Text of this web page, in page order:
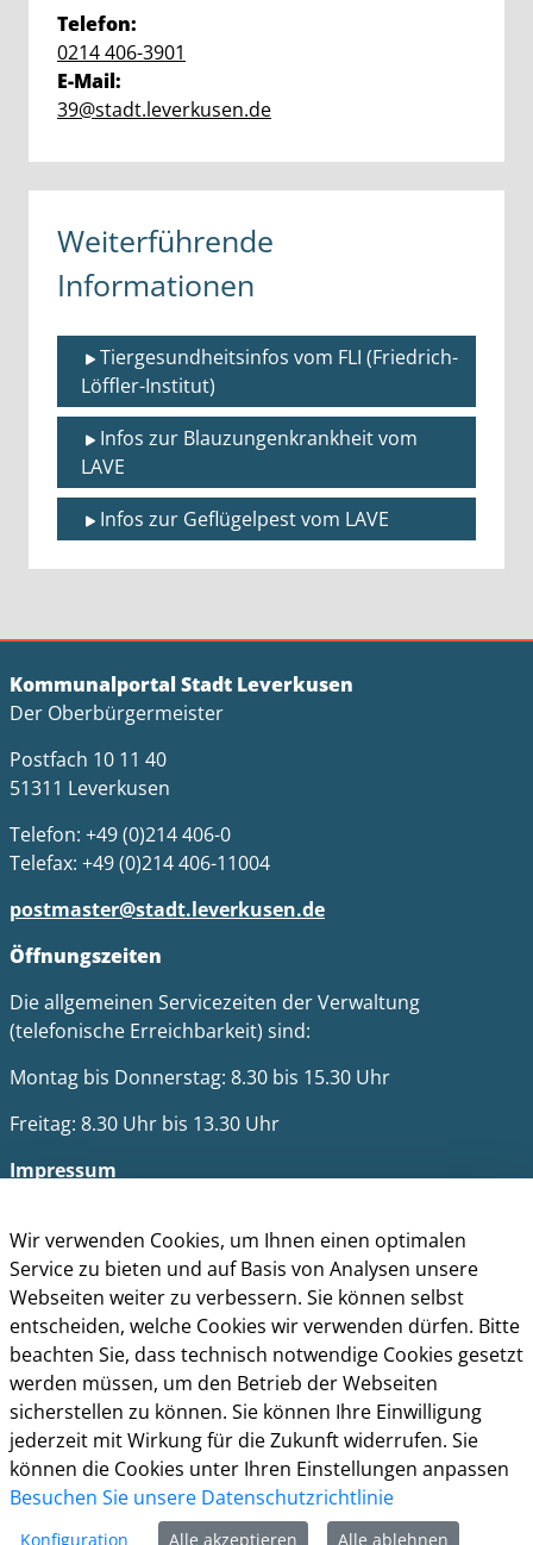
Telefon:
0214 406-3901
E-Mail:
39@stadt.leverkusen.de
Weiterführende
Informationen
Tiergesundheitsinfos vom FLI (Friedrich-
Löffler-Institut)
Infos zur Blauzungenkrankheit vom
LAVE
Infos zur Geflügelpest vom LAVE
Kommunalportal Stadt Leverkusen
Der Oberbürgermeister
Postfach 10 11 40
51311 Leverkusen
Telefon: +49 (0)214 406-0
Telefax: +49 (0)214 406-11004
postmaster@stadt.leverkusen.de
Öffnungszeiten
Die allgemeinen Servicezeiten der Verwaltung
(telefonische Erreichbarkeit) sind:
Montag bis Donnerstag: 8.30 bis 15.30 Uhr
Freitag: 8.30 Uhr bis 13.30 Uhr
Impressum
Cookie-Richtlinie
Barrierefreiheit
Kontakt
Homepage der Stadt Leverkusen
Wir verwenden Cookies, um Ihnen einen optimalen
Service zu bieten und auf Basis von Analysen unsere
Webseiten weiter zu verbessern. Sie können selbst
entscheiden, welche Cookies wir verwenden dürfen. Bitte
beachten Sie, dass technisch notwendige Cookies gesetzt
werden müssen, um den Betrieb der Webseiten
sicherstellen zu können. Sie können Ihre Einwilligung
jederzeit mit Wirkung für die Zukunft widerrufen. Sie
können die Cookies unter Ihren Einstellungen anpassen
Besuchen Sie unsere Datenschutzrichtlinie
Konfiguration Alle akzeptieren Alle ablehnen